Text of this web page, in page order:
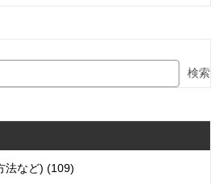
検索
法など) (109)